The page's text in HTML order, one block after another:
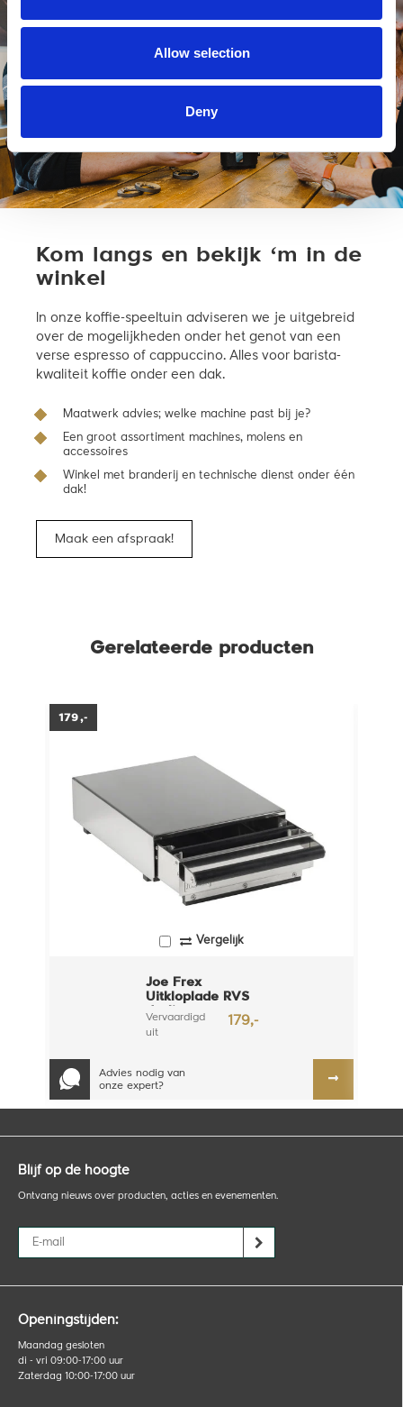
Allow selection
Deny
Kom langs en bekijk ‘m in de
winkel
In onze koffie-speeltuin adviseren we je uitgebreid
over de mogelijkheden onder het genot van een
verse espresso of cappuccino. Alles voor barista-
kwaliteit koffie onder een dak.
Maatwerk advies; welke machine past bij je?
Een groot assortiment machines, molens en
accessoires
Winkel met branderij en technische dienst onder één
dak!
Maak een afspraak!
Gerelateerde producten
179,-
Vergelijk
Joe Frex
Uitkloplade RVS
dxslim
Vervaardigd
uit
juiste dikte
grote
een gewicht
179,-
Advies nodig van
onze expert?
Openingstijden:
Maandag gesloten
di - vri 09:00-17:00 uur
Zaterdag 10:00-17:00 uur
Blijf op de hoogte
Ontvang nieuws over producten, acties en evenementen.